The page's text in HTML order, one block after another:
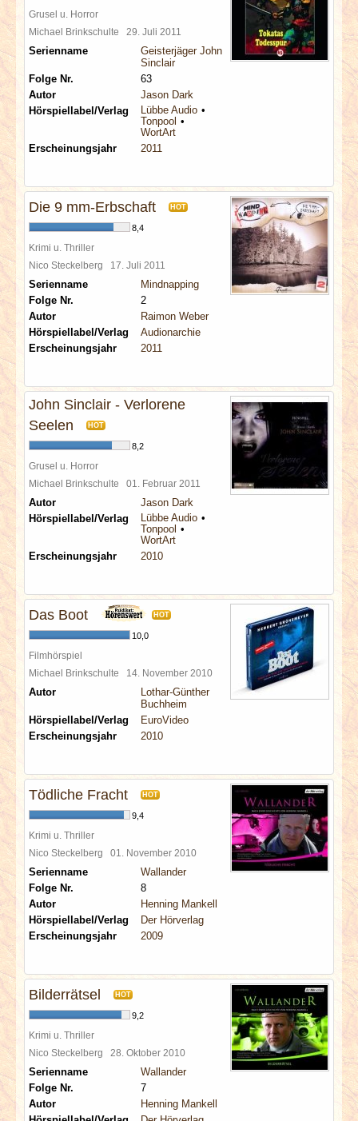
Grusel u. Horror
Michael Brinkschulte 29. Juli 2011
Serienname
Geisterjäger John
Sinclair
Folge Nr.
63
Autor
Jason Dark
Hörspiellabel/Verlag
Lübbe Audio
Tonpool
WortArt
Erscheinungsjahr
2011
Die 9 mm-Erbschaft HOT
8,4
Krimi u. Thriller
Nico Steckelberg 17. Juli 2011
Serienname
Mindnapping
Folge Nr.
2
Autor
Raimon Weber
Hörspiellabel/Verlag
Audionarchie
Erscheinungsjahr
2011
John Sinclair - Verlorene
Seelen
HOT
8,2
Grusel u. Horror
Michael Brinkschulte 01. Februar 2011
Autor
Jason Dark
Hörspiellabel/Verlag
Lübbe Audio
Tonpool
WortArt
Erscheinungsjahr
2010
Das Boot HOT
10,0
Filmhörspiel
Michael Brinkschulte 14. November 2010
Autor
Lothar-Günther
Buchheim
Hörspiellabel/Verlag
EuroVideo
Erscheinungsjahr
2010
Tödliche Fracht HOT
9,4
Krimi u. Thriller
Nico Steckelberg 01. November 2010
Serienname
Wallander
Folge Nr.
8
Autor
Henning Mankell
Hörspiellabel/Verlag
Der Hörverlag
Erscheinungsjahr
2009
Bilderrätsel HOT
9,2
Krimi u. Thriller
Nico Steckelberg 28. Oktober 2010
Serienname
Wallander
Folge Nr.
7
Autor
Henning Mankell